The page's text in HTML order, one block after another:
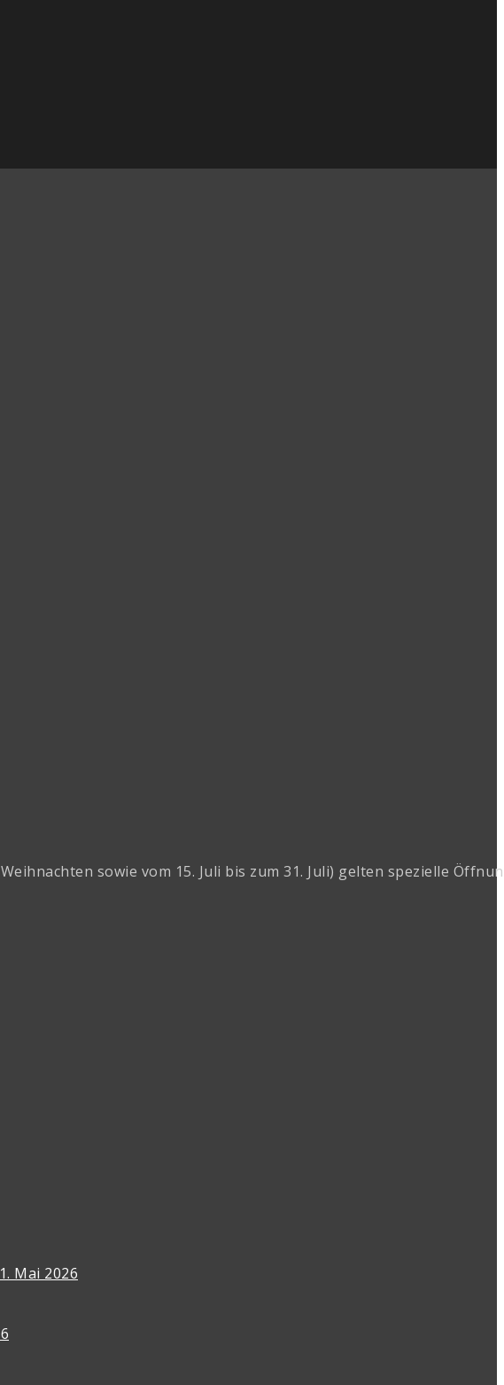
sowie vom 15. Juli bis zum 31. Juli) gelten spezielle
1. Mai 2026